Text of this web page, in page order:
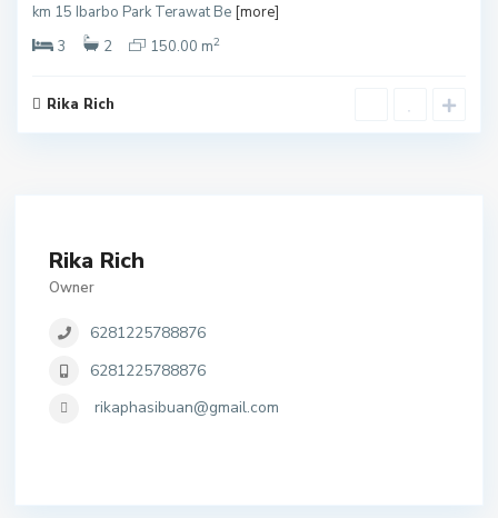
km 15 Ibarbo Park Terawat Be [more]
3
2 150.00 m2
Rika Rich
Rika Rich
Owner
6281225788876
6281225788876
rikaphasibuan@gmail.com